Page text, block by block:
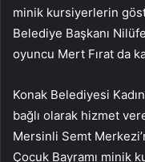
minik kursiyerlerin
Belediye Başkanı
oyuncu Mert Fırat da
Konak Belediyesi
bağlı olarak hizmet
Mersinli Semt
Çocuk Bayramı minik